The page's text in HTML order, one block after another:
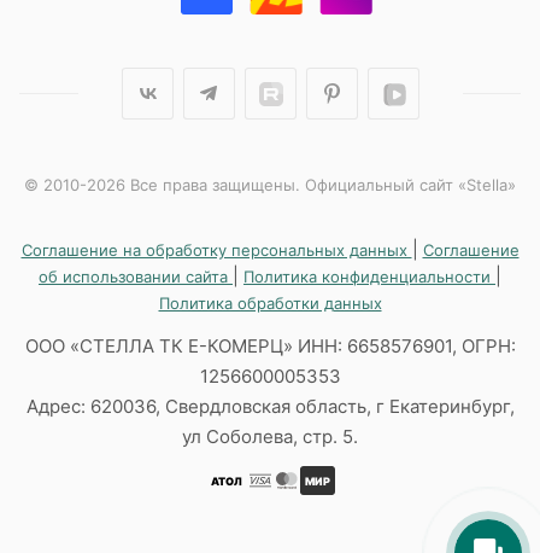
© 2010-2026 Все права защищены. Официальный сайт «Stella»
Соглашение на обработку персональных данных
Соглашение
об использовании сайта
Политика конфиденциальности
Политика обработки данных
ООО «СТЕЛЛА ТК Е-КОМЕРЦ» ИНН: 6658576901, ОГРН:
1256600005353
Адрес: 620036, Свердловская область, г Екатеринбург,
ул Соболева, стр. 5.
АТОЛ МИР